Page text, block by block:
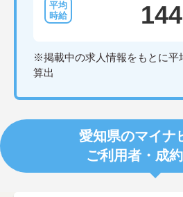
※掲載中の求人情報をもとに平
算出
愛知県のマイナ
ご利用者・成